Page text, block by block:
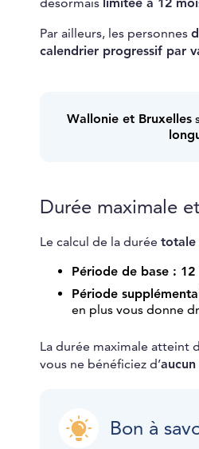
désormais limitée à 12
Par ailleurs, les personnes
calendrier progressif par
Wallonie et Bruxelles
Durée maximale
Le calcul de la durée totale
Période de base : 12
Période
en plus vous donne
La durée maximale atteint
vous ne bénéficiez d’
Bon à